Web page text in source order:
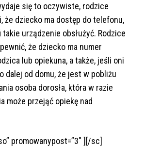
się to oczywiste, rodzice
że dziecko ma dostęp do telefonu,
urządzenie obsłużyć. Rodzice
że dziecko ma numer
lub opiekuna, a także, jeśli oni
dalej od domu, że jest w pobliżu
osoba dorosła, która w razie
może przejąć opiekę nad
promowanypost=”3″ ][/sc]